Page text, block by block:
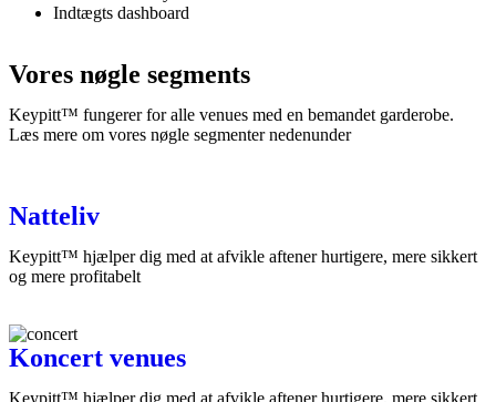
Indtægts dashboard
Vores nøgle segments
Keypitt™ fungerer for alle venues med en bemandet garderobe.
Læs mere om vores nøgle segmenter nedenunder
Natteliv
Keypitt™ hjælper dig med at afvikle aftener hurtigere, mere sikkert
og mere profitabelt
Koncert venues